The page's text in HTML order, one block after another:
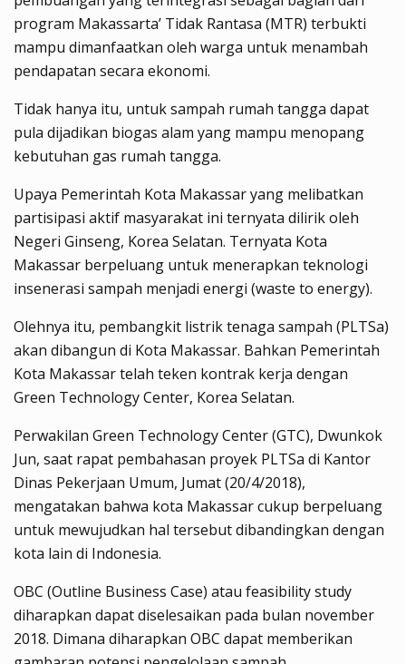
program Makassarta’ Tidak Rantasa (MTR) terbukti
mampu dimanfaatkan oleh warga untuk menambah
pendapatan secara ekonomi.
Tidak hanya itu, untuk sampah rumah tangga dapat
pula dijadikan biogas alam yang mampu menopang
kebutuhan gas rumah tangga.
Upaya Pemerintah Kota Makassar yang melibatkan
partisipasi aktif masyarakat ini ternyata dilirik oleh
Negeri Ginseng, Korea Selatan. Ternyata Kota
Makassar berpeluang untuk menerapkan teknologi
insenerasi sampah menjadi energi (waste to energy).
Olehnya itu, pembangkit listrik tenaga sampah (PLTSa)
akan dibangun di Kota Makassar. Bahkan Pemerintah
Kota Makassar telah teken kontrak kerja dengan
Green Technology Center, Korea Selatan.
Perwakilan Green Technology Center (GTC), Dwunkok
Jun, saat rapat pembahasan proyek PLTSa di Kantor
Dinas Pekerjaan Umum, Jumat (20/4/2018),
mengatakan bahwa kota Makassar cukup berpeluang
untuk mewujudkan hal tersebut dibandingkan dengan
kota lain di Indonesia.
OBC (Outline Business Case) atau feasibility study
diharapkan dapat diselesaikan pada bulan november
2018. Dimana diharapkan OBC dapat memberikan